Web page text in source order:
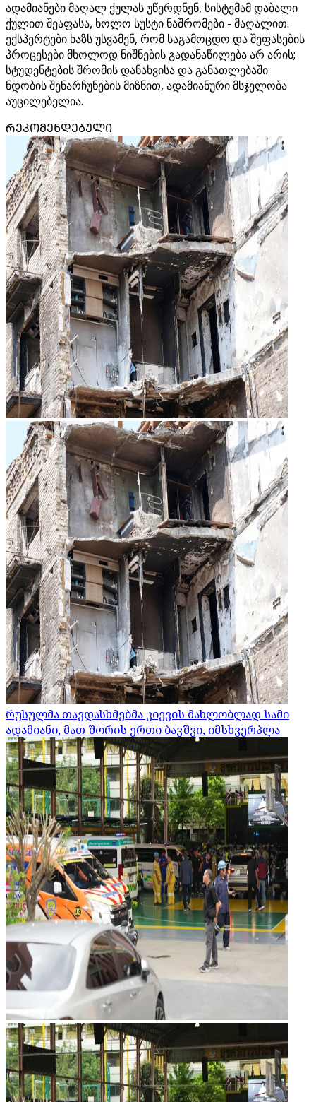
ადამიანები მაღალ ქულას უწერდნენ, სისტემამ დაბალი
ქულით შეაფასა, ხოლო სუსტი ნაშრომები - მაღალით.
ექსპერტები ხაზს უსვამენ, რომ საგამოცდო და შეფასების
პროცესები მხოლოდ ნიშნების გადანაწილება არ არის;
სტუდენტების შრომის დანახვისა და განათლებაში
ნდობის შენარჩუნების მიზნით, ადამიანური მსჯელობა
აუცილებელია.
ᲠᲔᲙᲝᲛᲔᲜᲓᲔᲑᲣᲚᲘ
რუსულმა თავდასხმებმა კიევის მახლობლად სამი
ადამიანი, მათ შორის ერთი ბავშვი, იმსხვერპლა